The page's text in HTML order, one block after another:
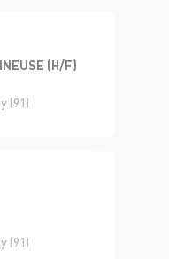
(H/F)
(91)
(91)